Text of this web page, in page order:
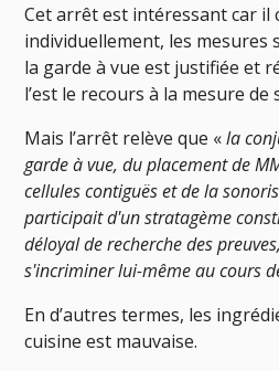
Cet arrêt est intéressant car il
individuellement, les mesures
la garde à vue est justifiée et
l’est le recours à la mesure
Mais l’arrêt relève que «la
garde à vue, du placement de
cellules contiguës et de la
participait d'un stratagème
déloyal de recherche des
s'incriminer lui-même au cours
En d’autres termes, les
cuisine est mauvaise.